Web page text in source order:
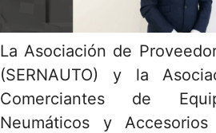
La Asociación de
(SERNAUTO) y la
Comerciantes de
Neumáticos y